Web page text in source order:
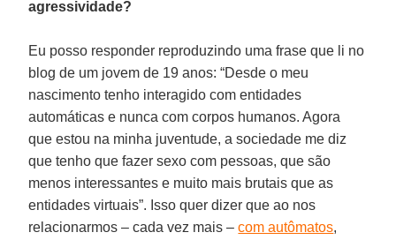
agressividade?
Eu posso responder reproduzindo uma frase que li no
blog de um jovem de 19 anos: “Desde o meu
nascimento tenho interagido com entidades
automáticas e nunca com corpos humanos. Agora
que estou na minha juventude, a sociedade me diz
que tenho que fazer sexo com pessoas, que são
menos interessantes e muito mais brutais que as
entidades virtuais”. Isso quer dizer que ao nos
relacionarmos – cada vez mais –com autômatos,